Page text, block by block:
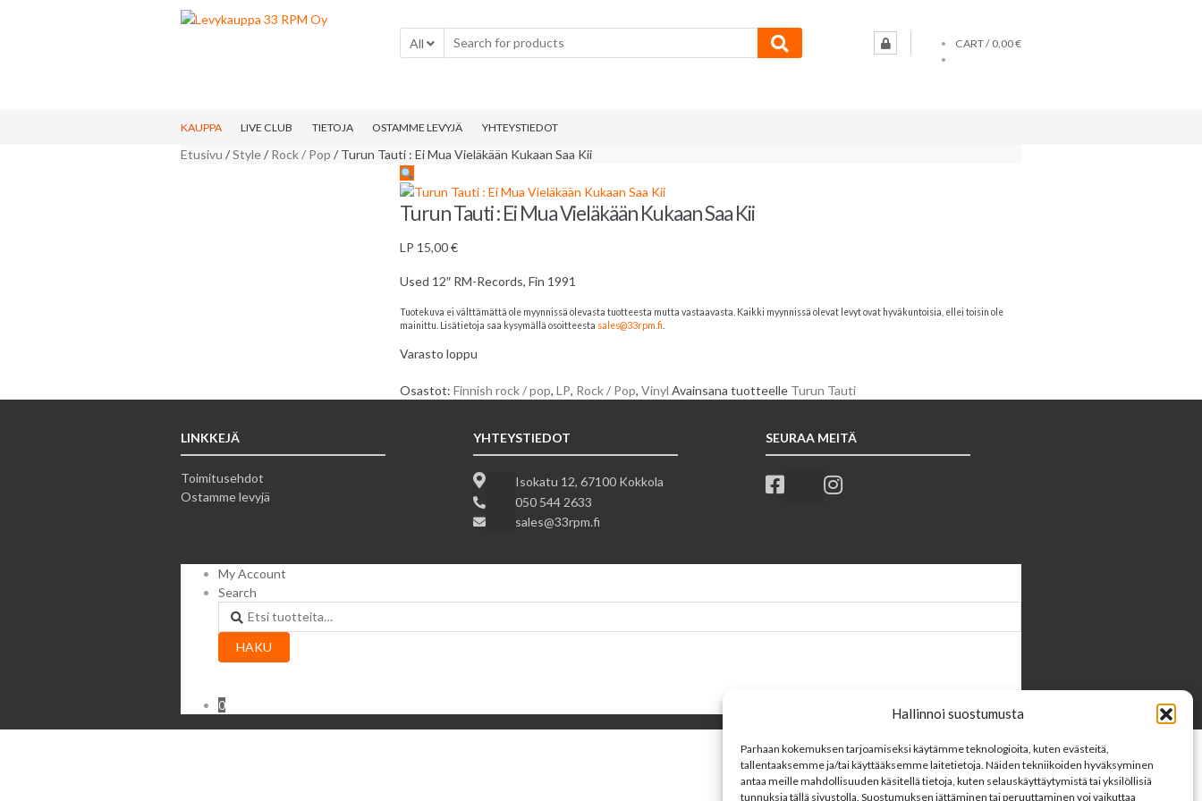
Hallinnoi suostumusta
Parhaan kokemuksen tarjoamiseksi käytämme teknologioita, kuten evästeitä,
tallentaaksemme ja/tai käyttääksemme laitetietoja. Näiden tekniikoiden hyväksyminen
antaa meille mahdollisuuden käsitellä tietoja, kuten selauskäyttäytymistä tai yksilöllisiä
tunnuksia tällä sivustolla. Suostumuksen jättäminen tai peruuttaminen voi vaikuttaa
Skip to navigation
Skip to content
All CART / 0,00 €
KAUPPA LIVE CLUB TIETOJA OSTAMME LEVYJÄ YHTEYSTIEDOT
Etusivu /Style/ Rock / Pop / Turun Tauti : Ei Mua Vieläkään Kukaan Saa Kii
Turun Tauti : Ei Mua Vieläkään Kukaan Saa Kii
LP 15,00€
Used 12″ RM-Records, Fin 1991
Tuotekuva ei välttämättä ole myynnissä olevasta tuotteesta mutta vastaavasta. Kaikki myynnissä olevat levyt ovat hyväkuntoisia, ellei toisin ole
mainittu. Lisätietoja saa kysymällä osoitteesta sales@33rpm.fi
Varasto loppu
Osastot:Finnish rock / pop,LP, Rock / Pop,Vinyl Avainsana tuotteelle Turun Tauti
LINKKEJÄ
Toimitusehdot
Ostamme levyjä
YHTEYSTIEDOT
Isokatu 12, 67100 Kokkola
050 544 2633
sales@33rpm.fi
SEURAA MEITÄ
My Account
Search
Etsi:
HAKU
0